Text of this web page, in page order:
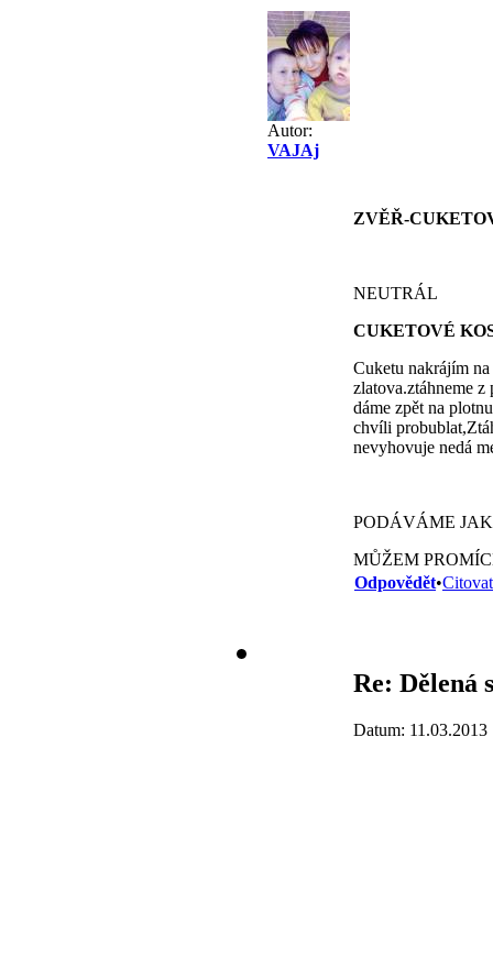
Autor:
VAJAj
ZVĚŘ-
NEUTRÁL
CUKETOVÉ
Cuketu nakrájím
zlatova.ztáhneme
dáme zpět na
chvíli
nevyhovuje nedá
PODÁVÁME
MŮŽEM
Odpovědět•Citovat
Re: Dělená
Datum: 11.03.2013